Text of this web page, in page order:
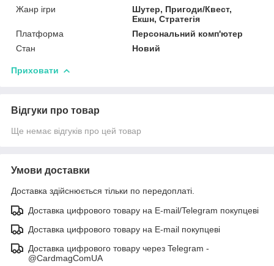
Жанр ігри
Шутер, Пригоди/Квест,
Екшн, Стратегія
Платформа
Персональний комп'ютер
Стан
Новий
Приховати
Відгуки про товар
Ще немає відгуків про цей товар
Умови доставки
Доставка здійснюється тільки по передоплаті.
Доставка цифрового товару на E-mail/Telegram покупцеві
Доставка цифрового товару на E-mail покупцеві
Доставка цифрового товару через Telegram -
@CardmagComUA